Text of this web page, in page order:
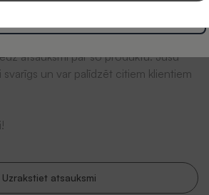
atsauksmi par šo produktu. Jūsu
un var palīdzēt citiem klientiem
Uzrakstiet atsauksmi